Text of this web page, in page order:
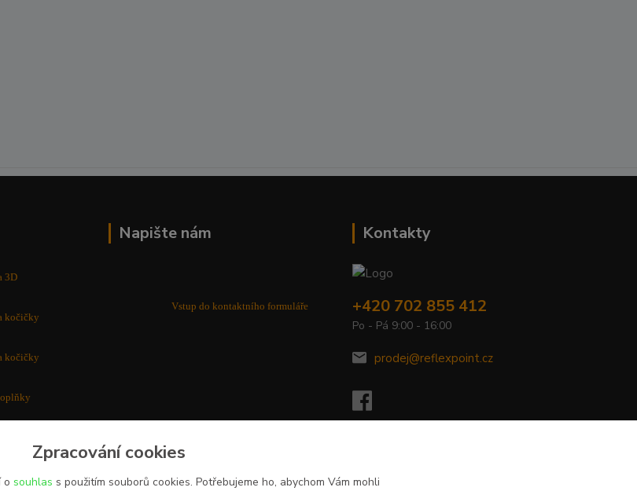
3D
kočičky
kočičky
Napište nám
Vstup do kontaktního formuláře
Kontakty
+420 702 855 412
Po - Pá 9:00 - 16:00
prodej@reflexpoint.cz
Zpracování cookies
o souhlas s použitím souborů cookies. Potřebujeme ho, abychom Vám mohli